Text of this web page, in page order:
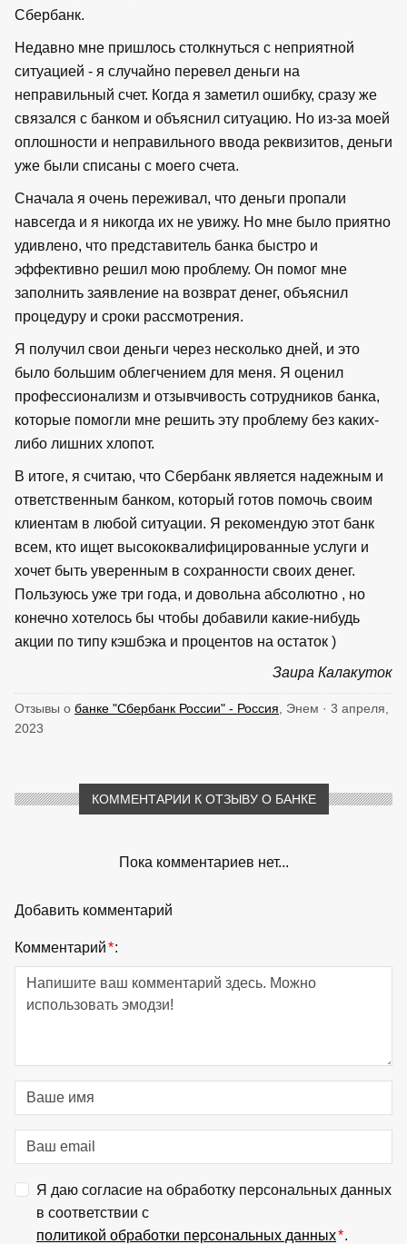
Сбербанк.
Недавно мне пришлось столкнуться с неприятной
ситуацией - я случайно перевел деньги на
неправильный счет. Когда я заметил ошибку, сразу же
связался с банком и объяснил ситуацию. Но из-за моей
оплошности и неправильного ввода реквизитов, деньги
уже были списаны с моего счета.
Сначала я очень переживал, что деньги пропали
навсегда и я никогда их не увижу. Но мне было приятно
удивлено, что представитель банка быстро и
эффективно решил мою проблему. Он помог мне
заполнить заявление на возврат денег, объяснил
процедуру и сроки рассмотрения.
Я получил свои деньги через несколько дней, и это
было большим облегчением для меня. Я оценил
профессионализм и отзывчивость сотрудников банка,
которые помогли мне решить эту проблему без каких-
либо лишних хлопот.
В итоге, я считаю, что Сбербанк является надежным и
ответственным банком, который готов помочь своим
клиентам в любой ситуации. Я рекомендую этот банк
всем, кто ищет высококвалифицированные услуги и
хочет быть уверенным в сохранности своих денег.
Пользуюсь уже три года, и довольна абсолютно , но
конечно хотелось бы чтобы добавили какие-нибудь
акции по типу кэшбэка и процентов на остаток )
Заира Калакуток
Отзывы о банке "Сбербанк России" - Россия , Энем · 3 апреля,
2023
КОММЕНТАРИИ К ОТЗЫВУ О БАНКЕ
Пока комментариев нет...
Добавить комментарий
Комментарий*:
Я даю согласие на обработку персональных данных
в соответствии с
политикой обработки персональных данных*.